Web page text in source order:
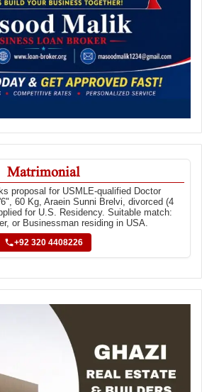
Matrimonial
proposal for USMLE-qualified Doctor
60 Kg, Araein Sunni Brelvi, divorced (4
for U.S. Residency. Suitable match:
or Businessman residing in USA.
+92 320 4408226